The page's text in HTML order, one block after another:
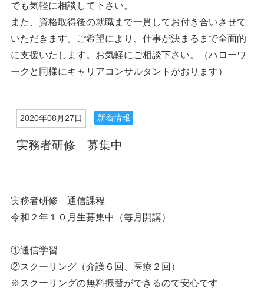
でも気軽に相談して下さい。
また、資格取得後の就職まで一貫してお付き合いさせて
いただきます。ご希望により、仕事が決まるまで全面的
に支援いたします。お気軽にご相談下さい。（ハローワ
ークと同様にキャリアコンサルタントがおります）
2020年08月27日 新着情報
実務者研修 募集中
実務者研修 通信課程
令和２年１０月生募集中（毎月開講）
①通信学習
②スクーリング（介護６回、医療２回）
※スクーリングの無料振替ができるので安心です